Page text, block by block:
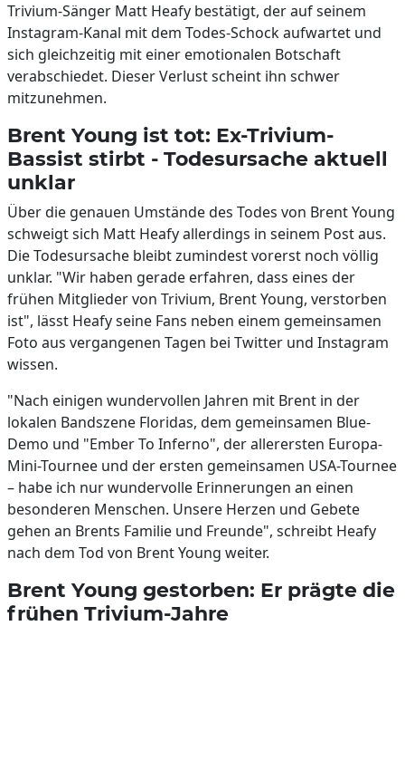
Trivium-Sänger Matt Heafy bestätigt, der auf seinem
Instagram-Kanal mit dem Todes-Schock aufwartet und
sich gleichzeitig mit einer emotionalen Botschaft
verabschiedet. Dieser Verlust scheint ihn schwer
mitzunehmen.
Brent Young ist tot: Ex-Trivium-
Bassist stirbt - Todesursache aktuell
unklar
Über die genauen Umstände des Todes von Brent Young
schweigt sich Matt Heafy allerdings in seinem Post aus.
Die Todesursache bleibt zumindest vorerst noch völlig
unklar. "Wir haben gerade erfahren, dass eines der
frühen Mitglieder von Trivium, Brent Young, verstorben
ist", lässt Heafy seine Fans neben einem gemeinsamen
Foto aus vergangenen Tagen bei Twitter und Instagram
wissen.
"Nach einigen wundervollen Jahren mit Brent in der
lokalen Bandszene Floridas, dem gemeinsamen Blue-
Demo und "Ember To Inferno", der allerersten Europa-
Mini-Tournee und der ersten gemeinsamen USA-Tournee
– habe ich nur wundervolle Erinnerungen an einen
besonderen Menschen. Unsere Herzen und Gebete
gehen an Brents Familie und Freunde", schreibt Heafy
nach dem Tod von Brent Young weiter.
Brent Young gestorben: Er prägte die
frühen Trivium-Jahre